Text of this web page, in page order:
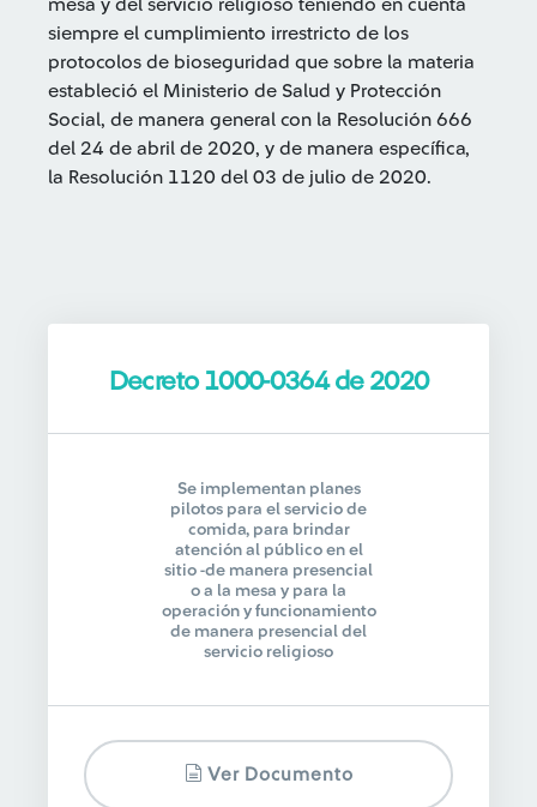
mesa y del servicio religioso teniendo en cuenta
siempre el cumplimiento irrestricto de los
protocolos de bioseguridad que sobre la materia
estableció el Ministerio de Salud y Protección
Social, de manera general con la Resolución 666
del 24 de abril de 2020, y de manera específica,
la Resolución 1120 del 03 de julio de 2020.
Decreto 1000-0364 de 2020
Se implementan planes
pilotos para el servicio de
comida, para brindar
atención al público en el
sitio -de manera presencial
o a la mesa y para la
operación y funcionamiento
de manera presencial del
servicio religioso
Ver Documento